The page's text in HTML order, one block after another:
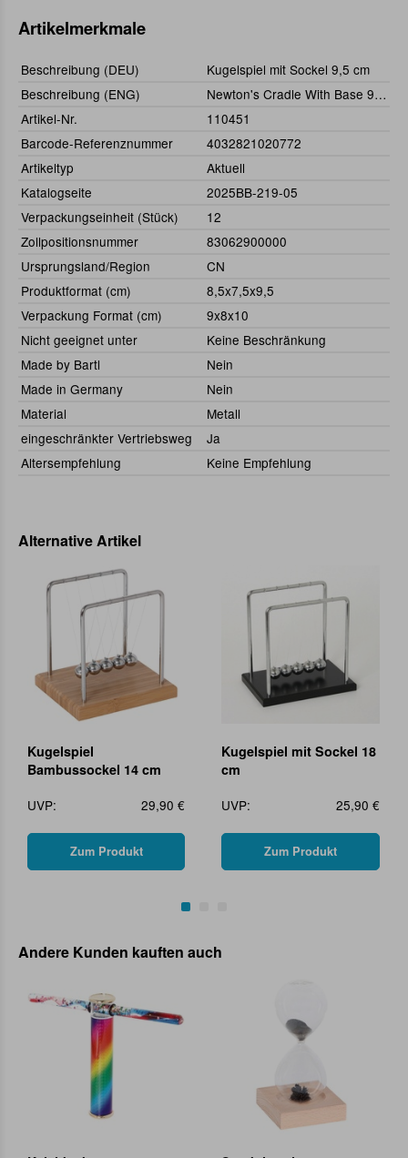
Artikelmerkmale
Beschreibung (DEU)
Kugelspiel mit Sockel 9,5 cm
Beschreibung (ENG)
Newton's Cradle With Base 9,5 cm
Artikel-Nr.
110451
Barcode-Referenznummer
4032821020772
Artikeltyp
Aktuell
Katalogseite
2025BB-219-05
Verpackungseinheit (Stück)
12
Zollpositionsnummer
83062900000
Ursprungsland/Region
CN
Produktformat (cm)
8,5x7,5x9,5
Verpackung Format (cm)
9x8x10
Nicht geeignet unter
Keine Beschränkung
Made by Bartl
Nein
Made in Germany
Nein
Material
Metall
eingeschränkter Vertriebsweg
Ja
Altersempfehlung
Keine Empfehlung
Alternative Artikel
Kugelspiel
Bambussockel 14 cm
UVP:
29,90 €
Zum Produkt
Kugelspiel mit Sockel 18
cm
UVP:
25,90 €
Zum Produkt
Andere Kunden kauften auch